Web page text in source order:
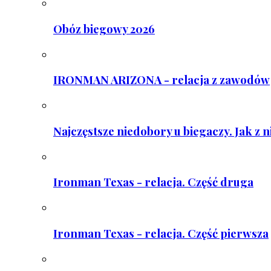
Obóz biegowy 2026
IRONMAN ARIZONA - relacja z zawodów
Najczęstsze niedobory u biegaczy. Jak z
Ironman Texas - relacja. Część druga
Ironman Texas - relacja. Część pierwsza